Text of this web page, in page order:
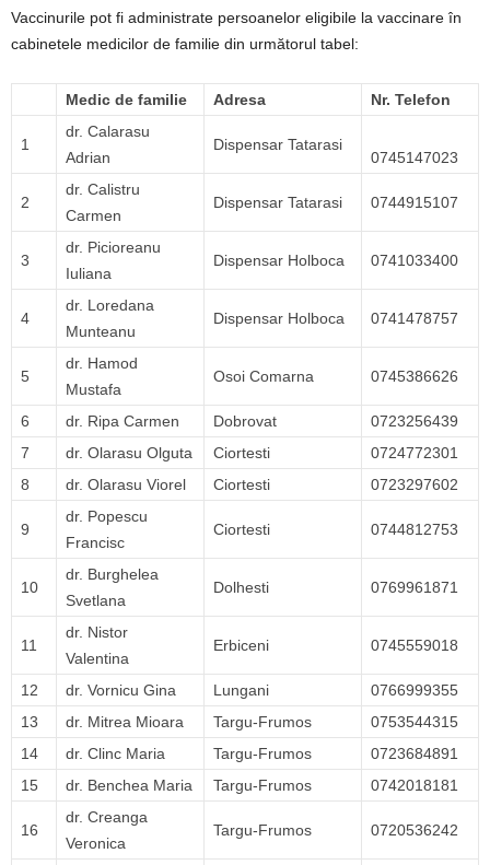
Vaccinurile pot fi administrate persoanelor eligibile la vaccinare în
cabinetele medicilor de familie din următorul tabel:
Medic de familie Adresa Nr. Telefon
1
dr. Calarasu
Adrian
Dispensar Tatarasi
0745147023
2
dr. Calistru
Carmen
Dispensar Tatarasi 0744915107
3
dr. Picioreanu
Iuliana
Dispensar Holboca 0741033400
4
dr. Loredana
Munteanu
Dispensar Holboca 0741478757
5
dr. Hamod
Mustafa
Osoi Comarna 0745386626
6 dr. Ripa Carmen Dobrovat
0723256439
7
dr. Olarasu Olguta Ciortesti
0724772301
8
dr. Olarasu Viorel Ciortesti 0723297602
9
dr. Popescu
Francisc
Ciortesti 0744812753
10
dr. Burghelea
Svetlana
Dolhesti 0769961871
11
dr. Nistor
Valentina
Erbiceni 0745559018
12 dr. Vornicu Gina Lungani
0766999355
13
dr. Mitrea Mioara Targu-Frumos
0753544315
14
dr. Clinc Maria Targu-Frumos
0723684891
15
dr. Benchea Maria Targu-Frumos 0742018181
16
dr. Creanga
Veronica
Targu-Frumos 0720536242